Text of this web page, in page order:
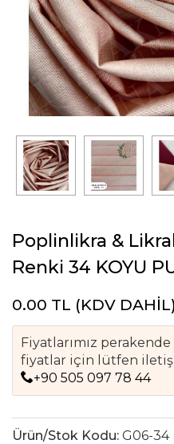
Poplinlikra &
Renki 34 KOYU
0.00 TL (KDV DAHİL)
Fiyatlarımız
fiyatlar için lütfen
+90 505 097 78 44
Ürün/Stok Kodu: G06-34